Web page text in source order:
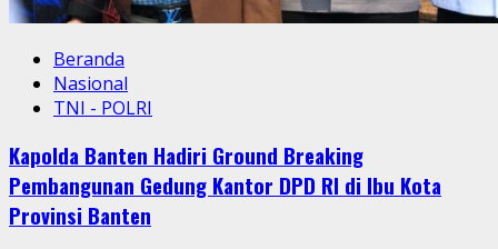
Beranda
Nasional
TNI - POLRI
Kapolda Banten Hadiri Ground Breaking
Pembangunan Gedung Kantor DPD RI di Ibu Kota
Provinsi Banten